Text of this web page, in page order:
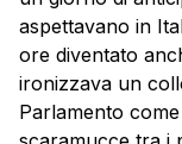
aspettavano in
ore diventato
ironizzava un
Parlamento